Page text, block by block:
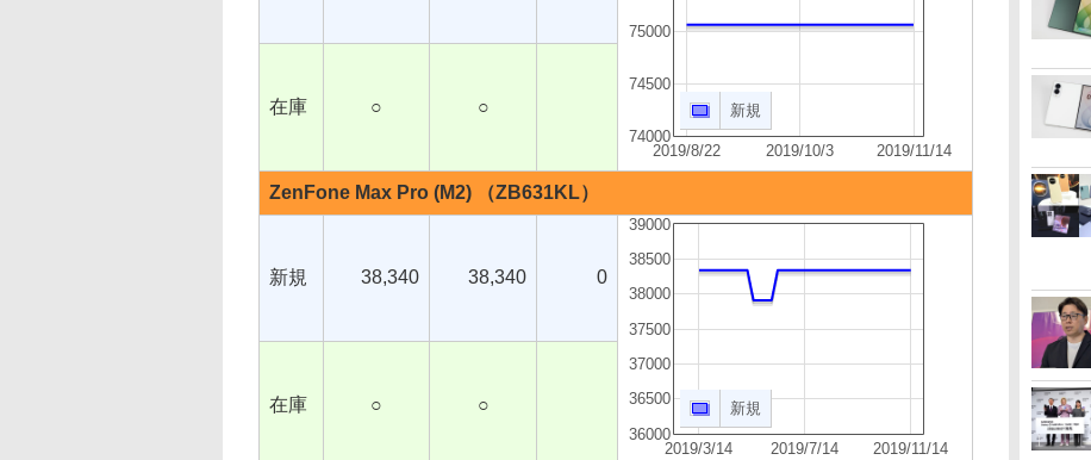
2019/8/22 2019/10/3 2019/11/14
74000
74500
75000
新規
在庫 ○ ○
ZenFone Max Pro (M2) （ZB631KL）
新規 38,340 38,340 0
2019/3/14 2019/7/14 2019/11/14
36000
36500
37000
37500
38000
38500
39000
新規
在庫 ○ ○